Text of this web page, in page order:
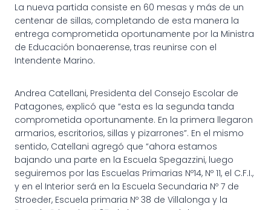
La nueva partida consiste en 60 mesas y más de un
centenar de sillas, completando de esta manera la
entrega comprometida oportunamente por la Ministra
de Educación bonaerense, tras reunirse con el
Intendente Marino.
Andrea Catellani, Presidenta del Consejo Escolar de
Patagones, explicó que “esta es la segunda tanda
comprometida oportunamente. En la primera llegaron
armarios, escritorios, sillas y pizarrones”. En el mismo
sentido, Catellani agregó que “ahora estamos
bajando una parte en la Escuela Spegazzini, luego
seguiremos por las Escuelas Primarias Nº14, Nº 11, el C.F.I.,
y en el Interior será en la Escuela Secundaria Nº 7 de
Stroeder, Escuela primaria Nº 38 de Villalonga y la